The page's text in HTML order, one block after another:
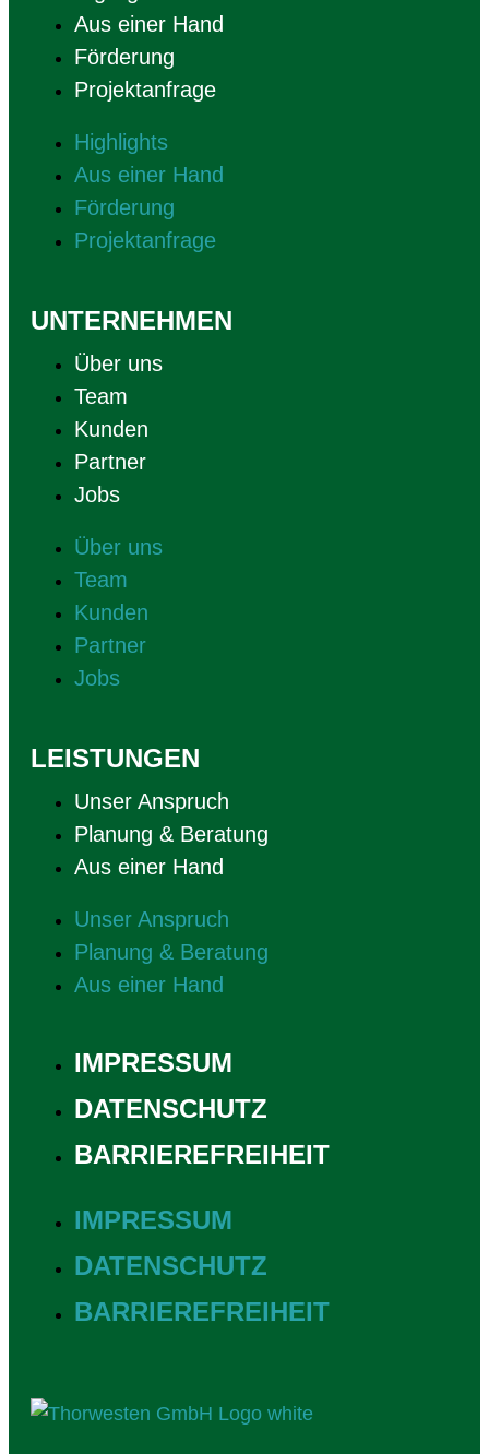
Aus einer Hand
Förderung
Projektanfrage
Highlights
Aus einer Hand
Förderung
Projektanfrage
UNTERNEHMEN
Über uns
Team
Kunden
Partner
Jobs
Über uns
Team
Kunden
Partner
Jobs
LEISTUNGEN
Unser Anspruch
Planung & Beratung
Aus einer Hand
Unser Anspruch
Planung & Beratung
Aus einer Hand
IMPRESSUM
DATENSCHUTZ
BARRIEREFREIHEIT
IMPRESSUM
DATENSCHUTZ
BARRIEREFREIHEIT